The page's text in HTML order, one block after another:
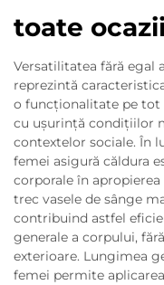
toate
Versatilitatea fără egal
reprezintă
o funcționalitate pe tot
cu ușurință condițiilor
contextelor sociale. În
femei asigură căldura
corporale în
trec vasele de sânge
contribuind astfel
generale a corpului,
exterioare. Lungimea
femei permite